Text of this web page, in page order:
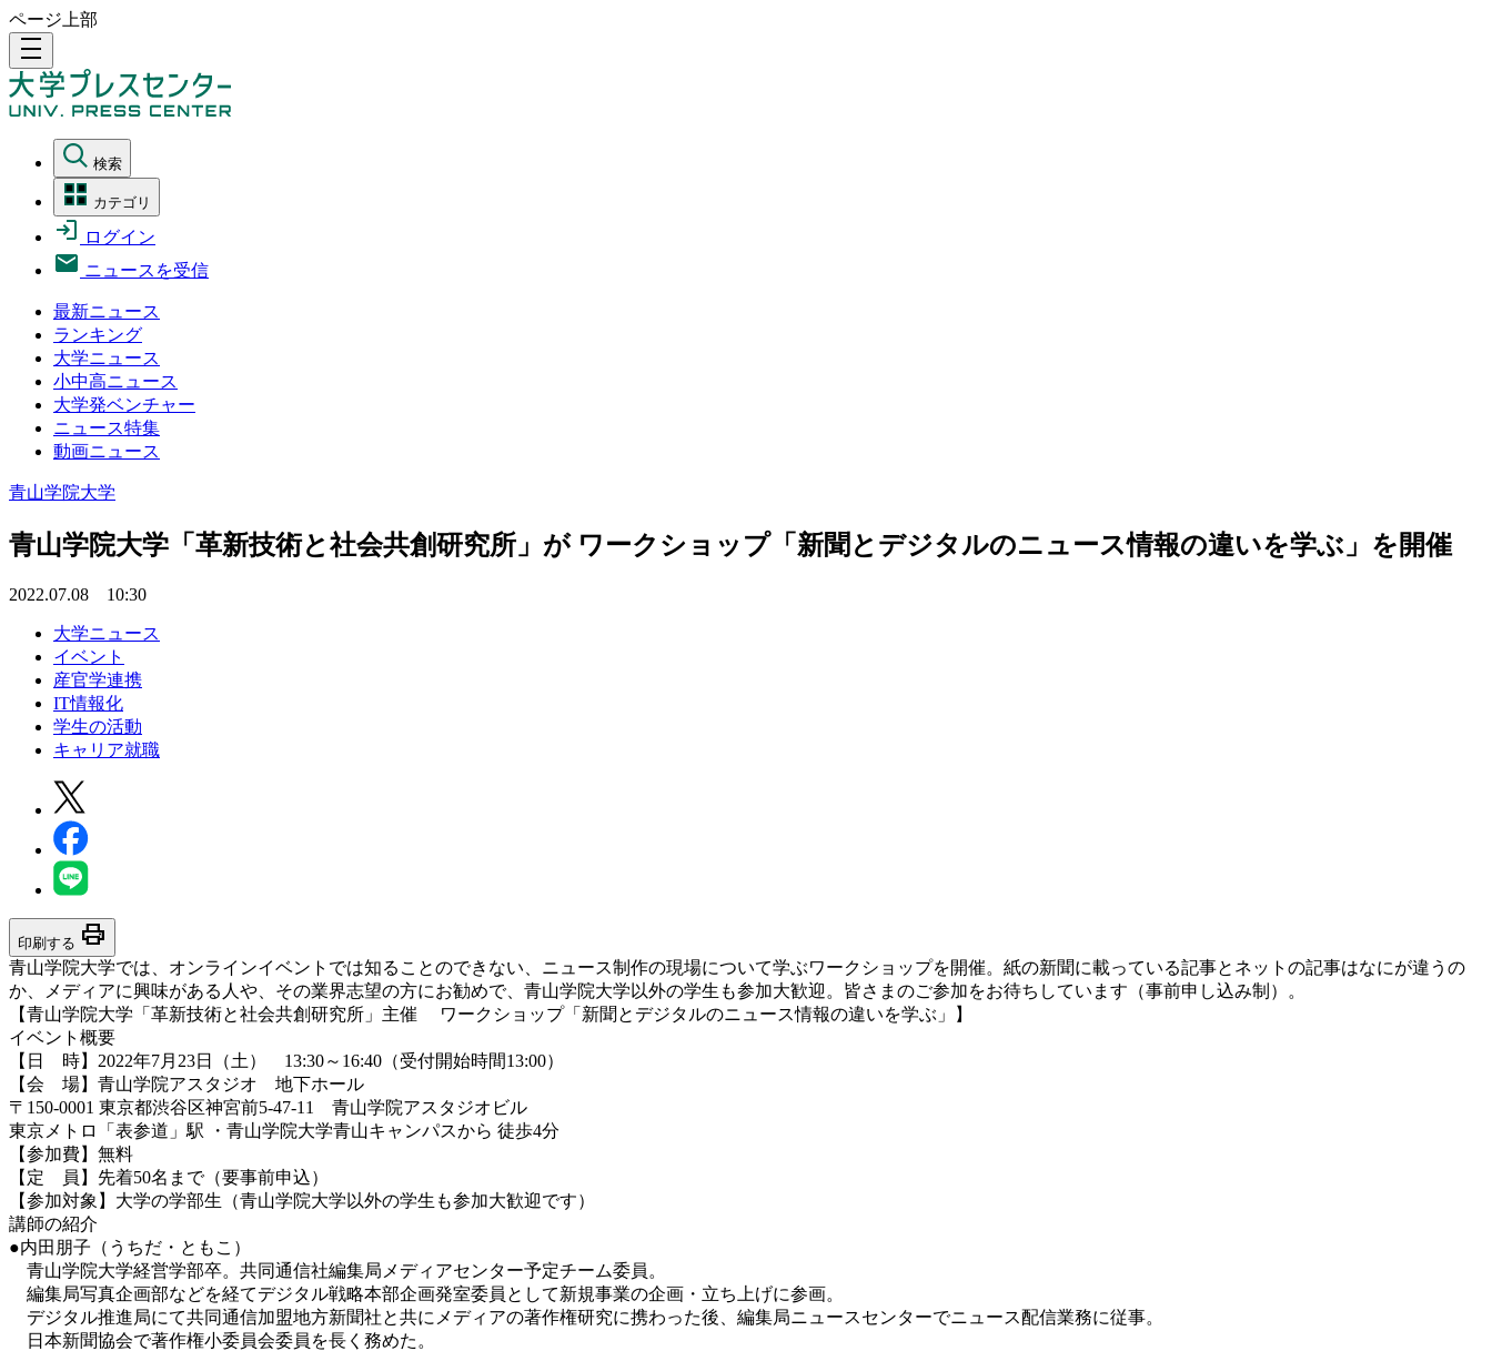
ページ上部
density_medium
検索
カテゴリ
ログイン
ニュースを受信
最新ニュース
ランキング
大学ニュース
小中高ニュース
大学発ベンチャー
ニュース特集
動画ニュース
青山学院大学
青山学院大学「革新技術と社会共創研究所」が ワークショップ「新聞とデジタルのニュース情報の違いを学ぶ」を開催
2022.07.08 10:30
大学ニュース
イベント
産官学連携
IT情報化
学生の活動
キャリア就職
印刷する print
青山学院大学では、オンラインイベントでは知ることのできない、ニュース制作の現場について学ぶワークショップを開催。紙の新聞に載っている記事とネットの記事はなにが違うの
か、メディアに興味がある人や、その業界志望の方にお勧めで、青山学院大学以外の学生も参加大歓迎。皆さまのご参加をお待ちしています（事前申し込み制）。
【青山学院大学「革新技術と社会共創研究所」主催 ワークショップ「新聞とデジタルのニュース情報の違いを学ぶ」】
イベント概要
【日 時】2022年7月23日（土） 13:30～16:40（受付開始時間13:00）
【会 場】青山学院アスタジオ 地下ホール
〒150-0001 東京都渋谷区神宮前5-47-11 青山学院アスタジオビル
東京メトロ「表参道」駅 ・青山学院大学青山キャンパスから 徒歩4分
【参加費】無料
【定 員】先着50名まで（要事前申込）
【参加対象】大学の学部生（青山学院大学以外の学生も参加大歓迎です）
講師の紹介
●内田朋子（うちだ・ともこ）
青山学院大学経営学部卒。共同通信社編集局メディアセンター予定チーム委員。
編集局写真企画部などを経てデジタル戦略本部企画発室委員として新規事業の企画・立ち上げに参画。
デジタル推進局にて共同通信加盟地方新聞社と共にメディアの著作権研究に携わった後、編集局ニュースセンターでニュース配信業務に従事。
日本新聞協会で著作権小委員会委員を長く務めた。